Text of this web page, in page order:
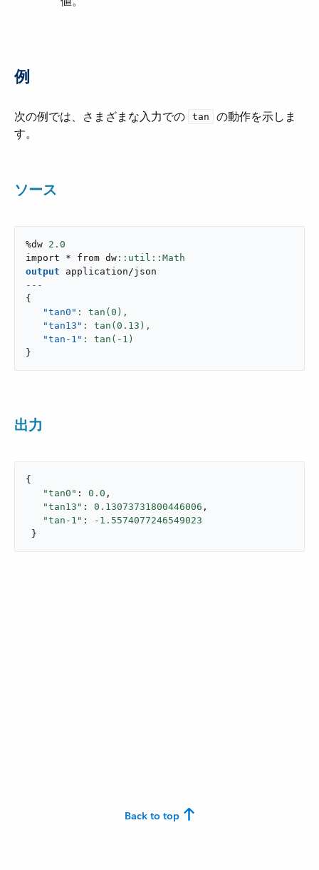
例
次の例では、さまざまな入力での ​ tan
​ の動作を示しま
す。
ソース
%dw 2.0
import * from dw
output
application/json
---
{
"tan0" : tan( 0 ),
"tan13" : tan( 0.13 ),
"tan-1" : tan(- 1
}
出力
{
"tan0" : 0.0 ,
"tan13" : 0.13073731800446006 ,
"tan-1" :
-1.5574077246549023
}
Back to top